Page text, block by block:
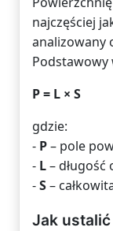
najczęściej
analizowany
Podstawowy
P = L × S
gdzie:
- P– pole
- L–
-S–
Jak